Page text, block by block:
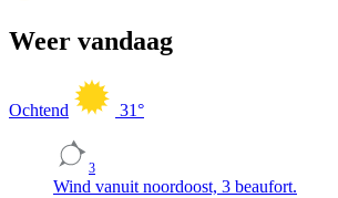
Weer vandaag
Ochtend 31°
3
Wind vanuit noordoost, 3 beaufort.